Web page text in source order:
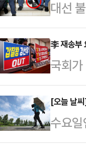
지 못
까지
노라
동까
될 것
일이
하는
대선
령의
외신
(연방
취재
하지
장했
며 "전
李 재송부
국회
에 대
는 24
한을
확고
[오늘 날
수요
"북태